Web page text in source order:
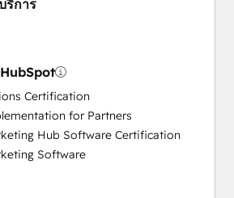
ริการ
Certification
for Partners
Hub Software Certification
Software